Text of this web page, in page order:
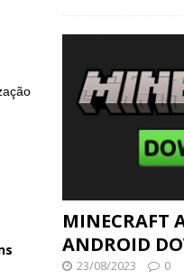
MINECRAFT
ANDROID
23/08/2023 0